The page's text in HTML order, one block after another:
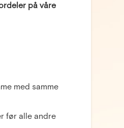
på våre
med samme
før alle andre